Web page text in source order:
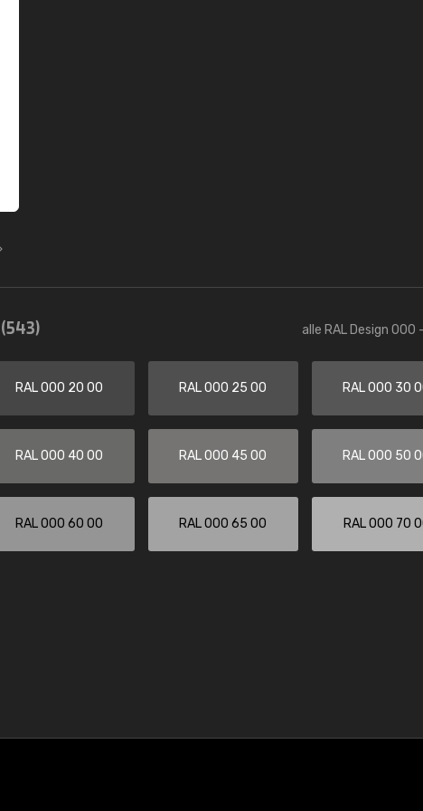
(543) alle RAL Design 000
RAL 000 20 00 RAL 000 25 00 RAL 000 30
RAL 000 40 00 RAL 000 45 00 RAL 000 50
RAL 000 60 00 RAL 000 65 00 RAL 000 70